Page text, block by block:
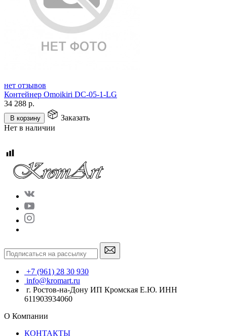
нет отзывов
Контейнер Omoikiri DC-05-1-LG
34 288 р.
В корзину
Заказать
Нет в наличии
+7 (961) 28 30 930
info@kromart.ru
г. Ростов-на-Дону ИП Кромская Е.Ю. ИНН
611903934060
О Компании
КОНТАКТЫ